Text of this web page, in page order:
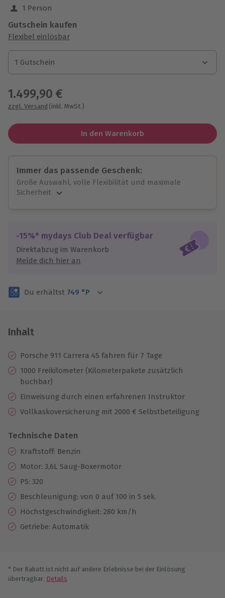
1 Person
Gutschein kaufen
Flexibel einlösbar
1 Gutschein
1 Gutschein
1 Gutschein
1.499,90 €
zzgl. Versand (inkl. MwSt.)
In den Warenkorb
Immer das passende Geschenk:
Große Auswahl, volle Flexibilität und maximale
Sicherheit
Jeder Gutschein für alle Erlebnisse einlösbar.
Maximale Sicherheit
3 Jahre gültig & verlängerbar.
-15%* mydays Club Deal verfügbar
Direktabzug im Warenkorb
Melde dich hier an
Du erhältst 749 °P
Inhalt
Porsche 911 Carrera 4S fahren für 7 Tage
1000 Freikilometer (Kilometerpakete zusätzlich
buchbar)
Einweisung durch einen erfahrenen Instruktor
Vollkaskoversicherung mit 2000 € Selbstbeteiligung
Technische Daten
Kraftstoff: Benzin
Motor: 3,6L Saug-Boxermotor
PS: 320
Beschleunigung: von 0 auf 100 in 5 sek.
Höchstgeschwindigkeit: 280 km/h
Getriebe: Automatik
* Der Rabatt ist nicht auf andere Erlebnisse bei der Einlösung
übertragbar. Details